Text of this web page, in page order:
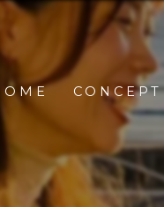
CONCEPT